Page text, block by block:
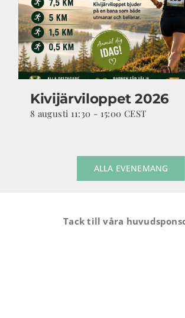
Kivijärviloppet 2026
8 augusti 11:30 - 15:00 CEST
ALLA EVENEMANG
Tack till våra